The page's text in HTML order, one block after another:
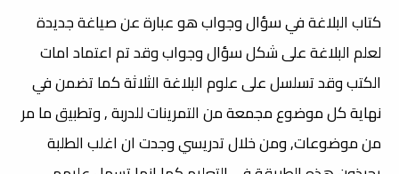
كتاب البلاغة في سؤال وجواب هو عبارة عن صياغة جديدة
لعلم البلاغة على شكل سؤال وجواب وقد تم اعتماد امات
الكتب وقد تسلسل على علوم البلاغة الثلاثة كما تضمن في
نهاية كل موضوع مجمعة من التمرينات للدربة , وتطبيق ما مر
من موضوعات, ومن خلال تدريسي وجدت ان اغلب الطلبة